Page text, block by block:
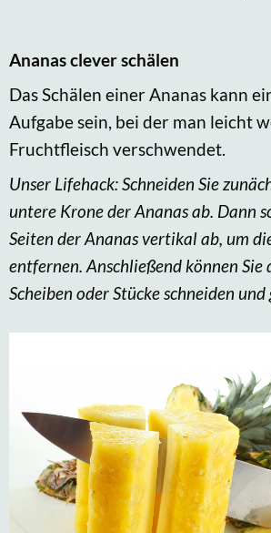
Ananas clever schälen
Das Schälen einer Ananas kann
Aufgabe sein, bei der man leicht
Fruchtfleisch verschwendet.
Unser Lifehack: Schneiden Sie
untere Krone der Ananas ab. Dann
Seiten der Ananas vertikal ab, um
entfernen. Anschließend können Sie
Scheiben oder Stücke schneiden und